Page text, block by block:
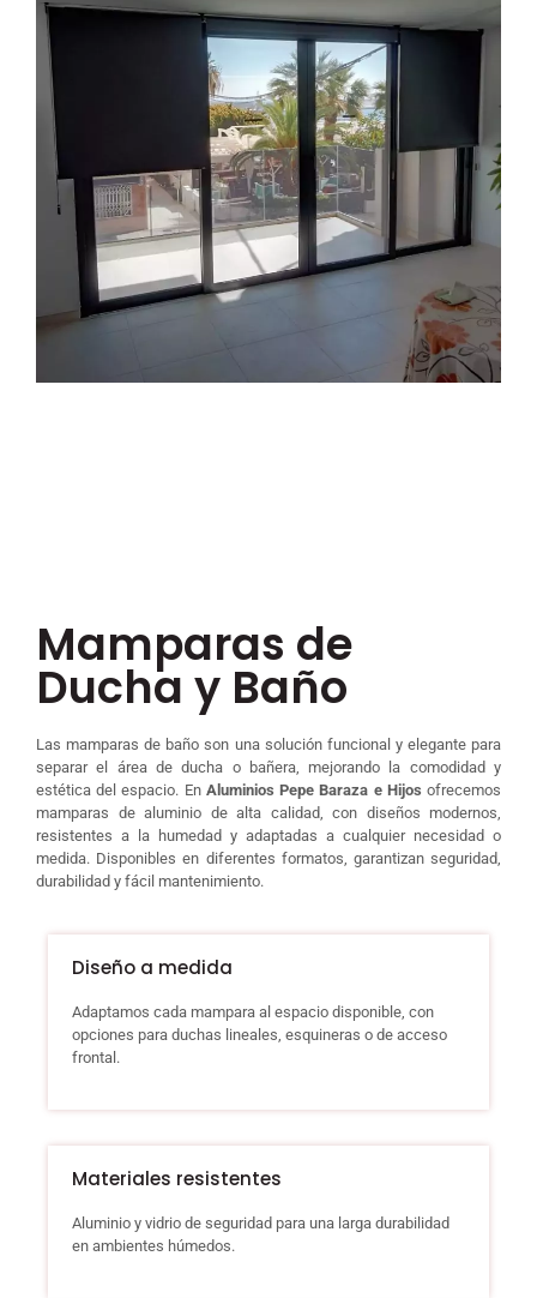
Mamparas de
Ducha y Baño
Las mamparas de baño son una solución funcional y elegante para
separar el área de ducha o bañera, mejorando la comodidad y
estética del espacio. En Aluminios Pepe Baraza e Hijos ofrecemos
mamparas de aluminio de alta calidad, con diseños modernos,
resistentes a la humedad y adaptadas a cualquier necesidad o
medida. Disponibles en diferentes formatos, garantizan seguridad,
durabilidad y fácil mantenimiento.
Diseño a medida
Adaptamos cada mampara al espacio disponible, con
opciones para duchas lineales, esquineras o de acceso
frontal.
Materiales resistentes
Aluminio y vidrio de seguridad para una larga durabilidad
en ambientes húmedos.